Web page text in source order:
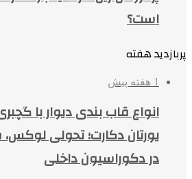
است؟
پربازدید هفته
1 هفته پیش
انواع قاب بندی دیوار با
یورتان دکارت؛ تحولی
در دکوراسیون داخلی